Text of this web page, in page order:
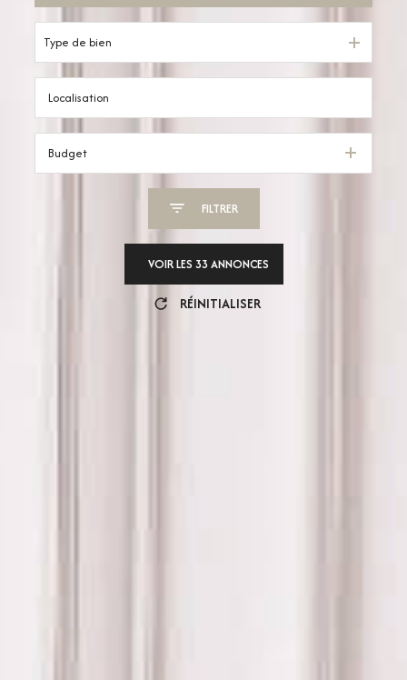
De l'immo pro
Type de bien
Budget
FILTRER
VOIR LES 33 ANNONCES
RÉINITIALISER